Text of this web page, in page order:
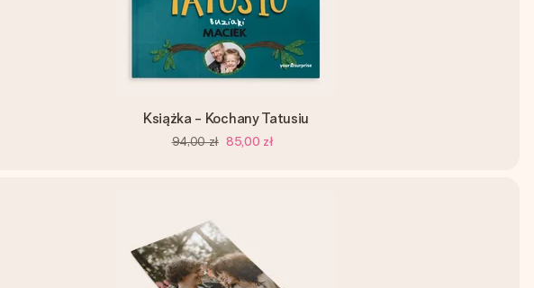
Książka - Kochany Tatusiu
94,00 zł 85,00 zł